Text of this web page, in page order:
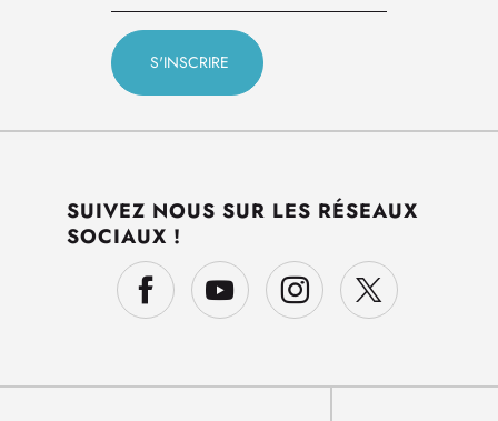
SUIVEZ NOUS SUR LES RÉSEAUX
SOCIAUX !